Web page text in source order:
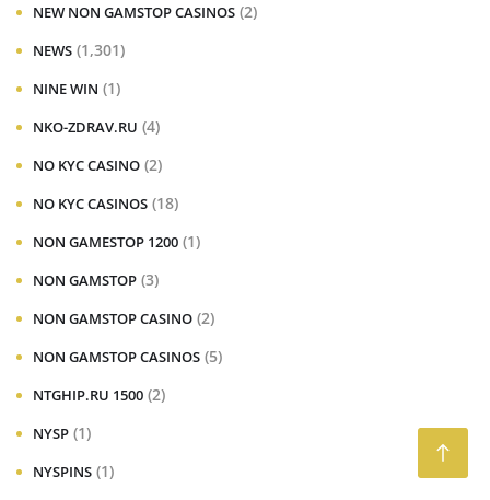
NEW NON GAMSTOP CASINOS (2)
NEWS (1,301)
NINE WIN (1)
NKO-ZDRAV.RU (4)
NO KYC CASINO (2)
NO KYC CASINOS (18)
NON GAMESTOP 1200 (1)
NON GAMSTOP (3)
NON GAMSTOP CASINO (2)
NON GAMSTOP CASINOS (5)
NTGHIP.RU 1500 (2)
NYSP (1)
NYSPINS (1)